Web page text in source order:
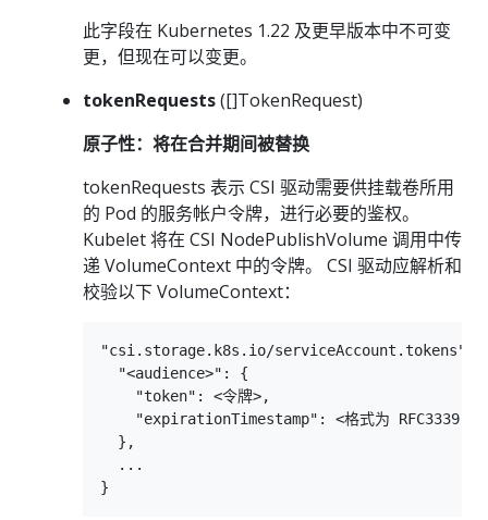
此字段在 Kubernetes 1.22 及更早版本中不可变
更，但现在可以变更。
tokenRequests([]TokenRequest)
原子性：将在合并期间被替换
tokenRequests 表示 CSI 驱动需要供挂载卷所用
的 Pod 的服务帐户令牌，进行必要的鉴权。
Kubelet 将在 CSI NodePublishVolume 调用中传
递 VolumeContext 中的令牌。 CSI 驱动应解析和
校验以下 VolumeContext：
"csi.storage.k8s.io/serviceAccount.tokens":
  "<audience>": {
    "token": <令牌>,
"expirationTimestamp": <格式为 RFC3339 的
  },
  ...